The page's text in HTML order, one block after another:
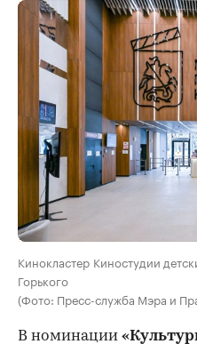
Кинокластер Киностудии
Горького
(Фото: Пресс-служба Мэра и
В номинации